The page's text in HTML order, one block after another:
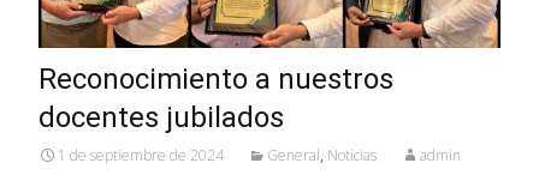
Reconocimiento a nuestros
docentes jubilados
1 de septiembre de 2024 General, Noticias admin